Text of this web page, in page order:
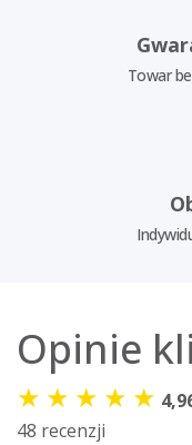
Towar
Opinie
★ ★ ★ ★ ★
48 recenzji